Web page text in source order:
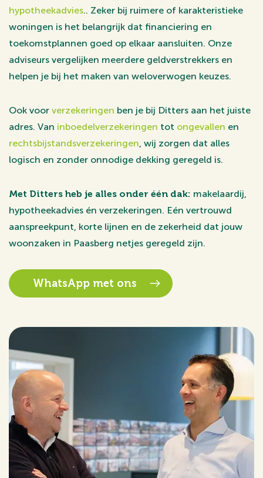
hypotheekadvies.. Zeker bij ruimere of karakteristieke
woningen is het belangrijk dat financiering en
toekomstplannen goed op elkaar aansluiten. Onze
adviseurs vergelijken meerdere geldverstrekkers en
helpen je bij het maken van weloverwogen keuzes.
Ook voor verzekeringen ben je bij Ditters aan het juiste
adres. Van inboedelverzekeringen tot ongevallen en
rechtsbijstandsverzekeringen , wij zorgen dat alles
logisch en zonder onnodige dekking geregeld is.
Met Ditters heb je alles onder één dak: makelaardij,
hypotheekadvies én verzekeringen. Eén vertrouwd
aanspreekpunt, korte lijnen en de zekerheid dat jouw
woonzaken in Paasberg netjes geregeld zijn.
WhatsApp met ons